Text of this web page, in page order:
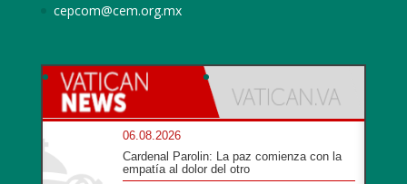
cepcom@cem.org.mx
06.08.2026
Cardenal Parolin: La paz comienza con la
empatía al dolor del otro